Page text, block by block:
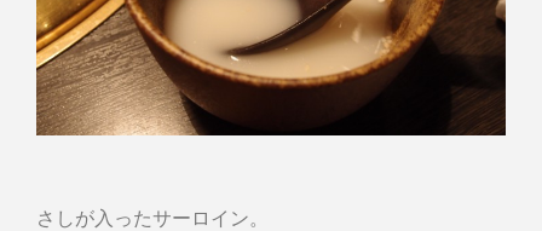
さしが入ったサーロイン。